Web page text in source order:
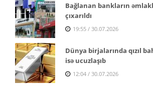
Bağlanan bankların
çıxarıldı
19:55 / 30.07.2026
Dünya birjalarında qızıl
isə ucuzlaşıb
12:04 / 30.07.2026